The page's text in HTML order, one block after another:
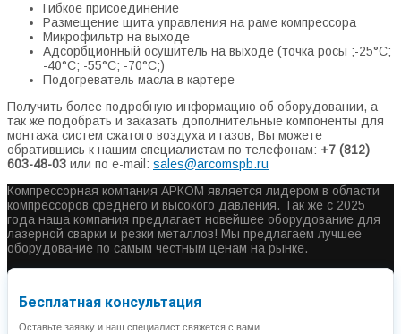
Гибкое присоединение
Размещение щита управления на раме компрессора
Микрофильтр на выходе
Адсорбционный осушитель на выходе (точка росы ;-25°С;
-40°С; -55°С; -70°С;)
Подогреватель масла в картере
Получить более подробную информацию об оборудовании, а
так же подобрать и заказать дополнительные компоненты для
монтажа систем сжатого воздуха и газов, Вы можете
обратившись к нашим специалистам по телефонам: +7 (812)
603-48-03 или по e-mail: sales@arcomspb.ru
Компрессорная компания АРКОМ является лидером в области
компрессоров среднего и высокого давления. Так же с 2025
года наша компания предлагает новейшее оборудование для
лазерной сварки и резки металлов! Мы предлагаем лучшее
оборудование по самым честным ценам на рынке.
Бесплатная консультация
Оставьте заявку и наш специалист свяжется с вами